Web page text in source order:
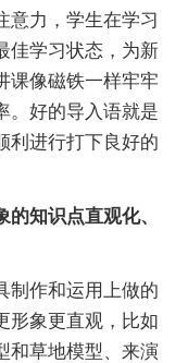
力，学生在学习
佳学习状态，为新
课像磁铁一样牢牢
。好的导入语就是
利进行打下良好的
知识点直观化、
作和运用上做的
形象更直观，比如
和草地模型、来演